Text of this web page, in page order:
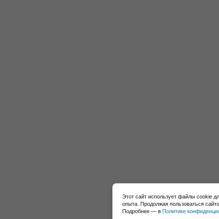
Этот сайт использует файлы cookie
опыта. Продолжая пользоваться
Подробнее — в Политике